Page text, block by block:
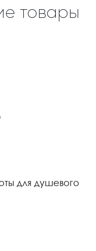
товары
для душевого